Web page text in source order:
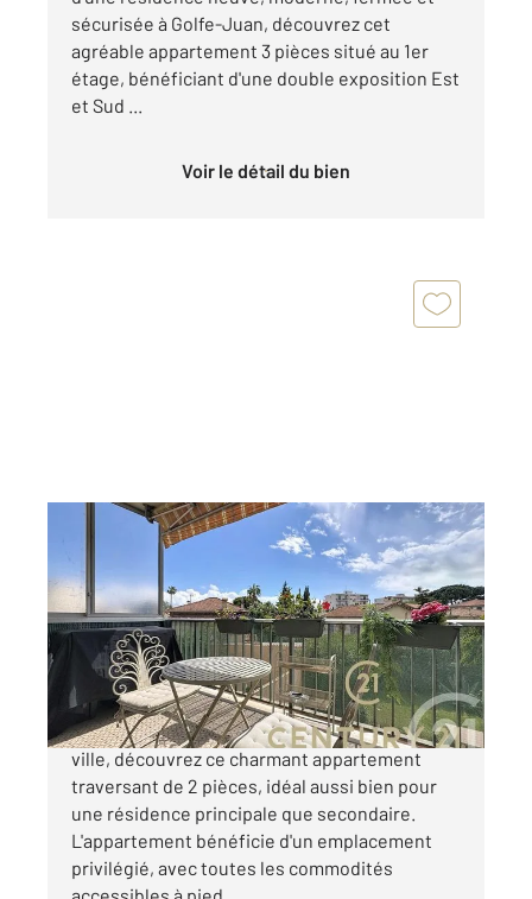
sécurisée à Golfe-Juan, découvrez cet
agréable appartement 3 pièces situé au 1er
étage, bénéficiant d'une double exposition Est
et Sud ...
Voir le détail du bien
ANTIBES 06
, 2 pièces
Ref : 193
Appartement F2 à vendre
315 000 €
À proximité immédiate de la mer et du centre-
ville, découvrez ce charmant appartement
traversant de 2 pièces, idéal aussi bien pour
une résidence principale que secondaire.
L'appartement bénéficie d'un emplacement
privilégié, avec toutes les commodités